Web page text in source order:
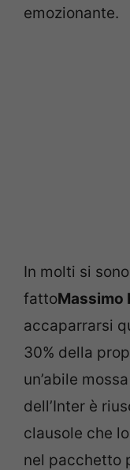
emozionante.
In molti si
fattoMassimo
accaparrarsi
30% della
un’abile
dell’Inter è
clausole che
nel pacchetto